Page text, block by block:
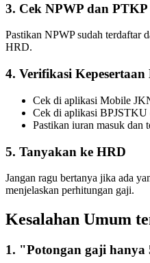
3. Cek NPWP dan PTKP
Pastikan NPWP sudah terdaftar
HRD.
4. Verifikasi Kepesertaan
Cek di aplikasi Mobile
Cek di aplikasi BPJSTKU
Pastikan iuran masuk dan
5. Tanyakan ke HRD
Jangan ragu bertanya jika ada
menjelaskan perhitungan gaji.
Kesalahan Umum
1. "Potongan gaji hanya